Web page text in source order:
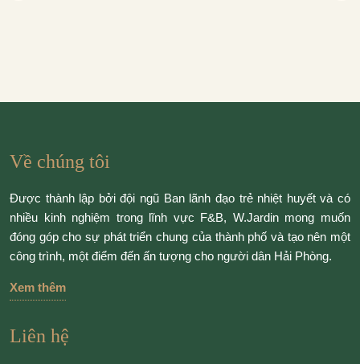
Về chúng tôi
Được thành lập bởi đội ngũ Ban lãnh đạo trẻ nhiệt huyết và có
nhiều kinh nghiệm trong lĩnh vực F&B, W.Jardin mong muốn
đóng góp cho sự phát triển chung của thành phố và tạo nên một
công trình, một điểm đến ấn tượng cho người dân Hải Phòng.
Xem thêm
Liên hệ